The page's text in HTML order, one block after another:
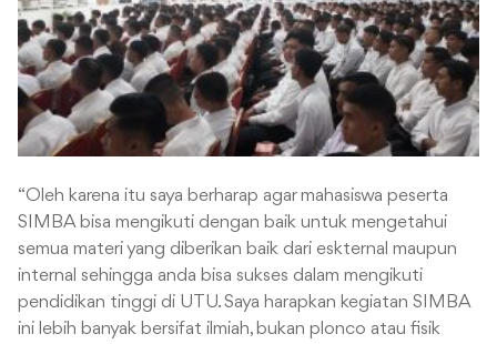
“Oleh karena itu saya berharap agar mahasiswa peserta
SIMBA bisa mengikuti dengan baik untuk mengetahui
semua materi yang diberikan baik dari eskternal maupun
internal sehingga anda bisa sukses dalam mengikuti
pendidikan tinggi di UTU. Saya harapkan kegiatan SIMBA
ini lebih banyak bersifat ilmiah, bukan plonco atau fisik